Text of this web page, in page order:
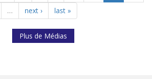
… next › last »
Plus de Médias